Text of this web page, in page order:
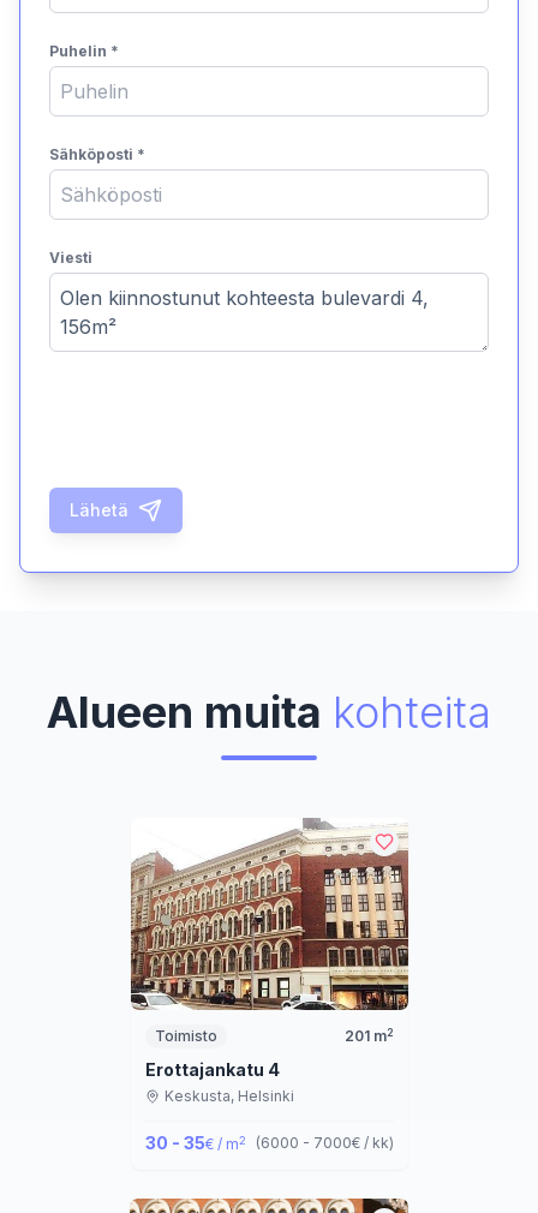
Puhelin *
Sähköposti *
Viesti
Lähetä
Alueen muita kohteita
Toimisto 201m2
Erottajankatu 4
Keskusta, Helsinki
30 - 35€ / m2 (6000 - 7000€ / kk)